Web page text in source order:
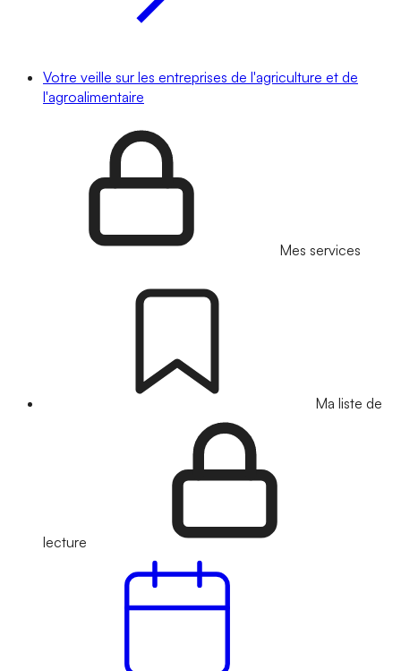
Votre veille sur les entreprises de l'agriculture et de
l'agroalimentaire
Mes services
Ma liste de
lecture